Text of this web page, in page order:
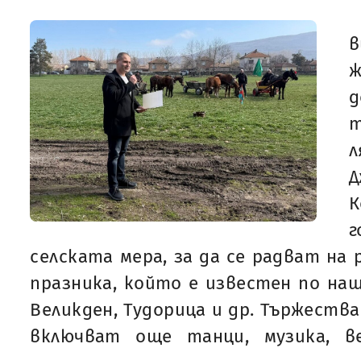
селската мера, за да се радват
празника, който е известен по
Великден, Тудорица и др.
включват още танци, музика,